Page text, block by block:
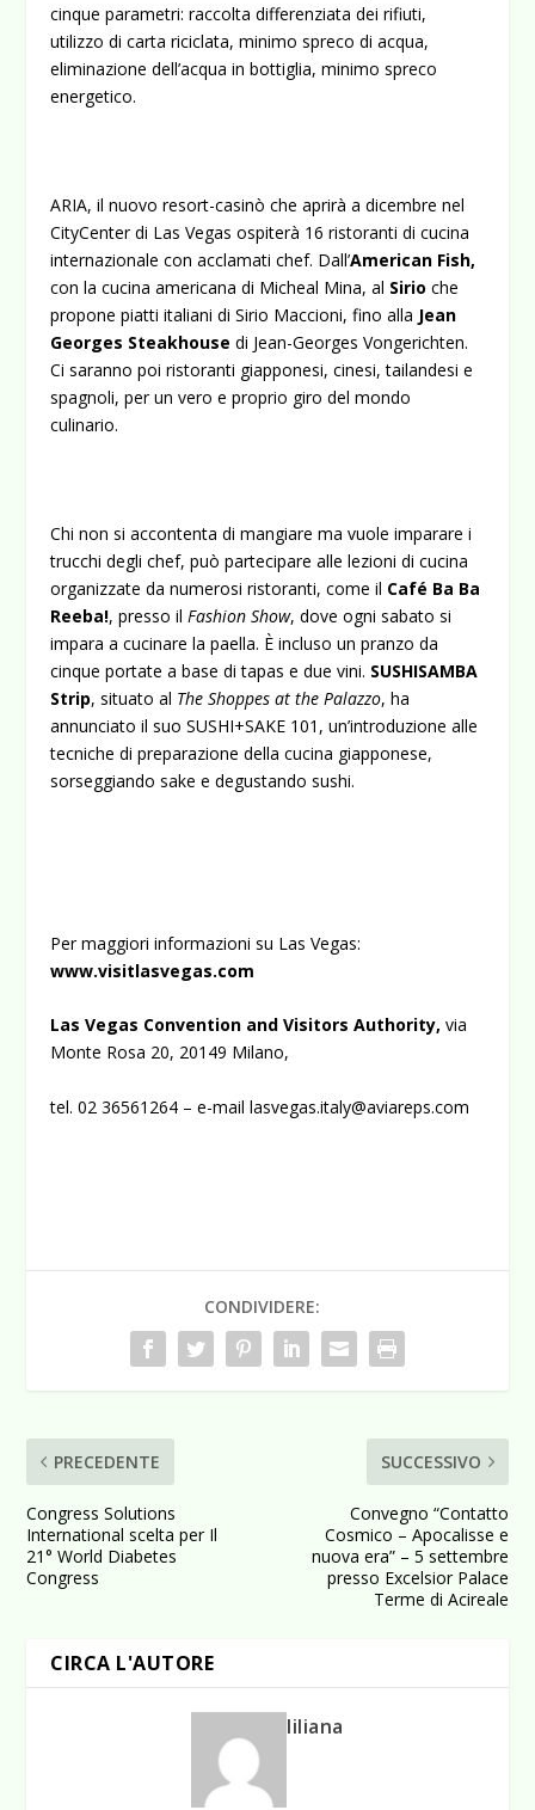
cinque parametri: raccolta differenziata dei rifiuti,
utilizzo di carta riciclata, minimo spreco di acqua,
eliminazione dell’acqua in bottiglia, minimo spreco
energetico.
ARIA, il nuovo resort-casinò che aprirà a dicembre nel
CityCenter di Las Vegas ospiterà 16 ristoranti di cucina
internazionale con acclamati chef. Dall’American Fish,
con la cucina americana di Micheal Mina, al Sirio che
propone piatti italiani di Sirio Maccioni, fino alla Jean
Georges Steakhouse di Jean-Georges Vongerichten.
Ci saranno poi ristoranti giapponesi, cinesi, tailandesi e
spagnoli, per un vero e proprio giro del mondo
culinario.
Chi non si accontenta di mangiare ma vuole imparare i
trucchi degli chef, può partecipare alle lezioni di cucina
organizzate da numerosi ristoranti, come il Café Ba Ba
Reeba!, presso il Fashion Show, dove ogni sabato si
impara a cucinare la paella. È incluso un pranzo da
cinque portate a base di tapas e due vini. SUSHISAMBA
Strip, situato al The Shoppes at the Palazzo, ha
annunciato il suo SUSHI+SAKE 101, un’introduzione alle
tecniche di preparazione della cucina giapponese,
sorseggiando sake e degustando sushi.
Per maggiori informazioni su Las Vegas:
www.visitlasvegas.com
Las Vegas Convention and Visitors Authority, via
Monte Rosa 20, 20149 Milano,
tel. 02 36561264 – e-maillasvegas.italy@aviareps.com
CONDIVIDERE:
PRECEDENTE
Congress Solutions
International scelta per Il
21° World Diabetes
Congress
SUCCESSIVO
Convegno “Contatto
Cosmico – Apocalisse e
nuova era” – 5 settembre
presso Excelsior Palace
Terme di Acireale
CIRCA L'AUTORE
liliana